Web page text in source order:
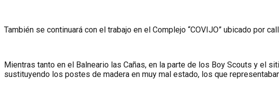
También se continuará con el trabajo en el Complejo “COVIJO” ubicado por
Mientras tanto en el Balneario las Cañas, en la parte de los Boy Scouts y el
sustituyendo los postes de madera en muy mal estado, los que